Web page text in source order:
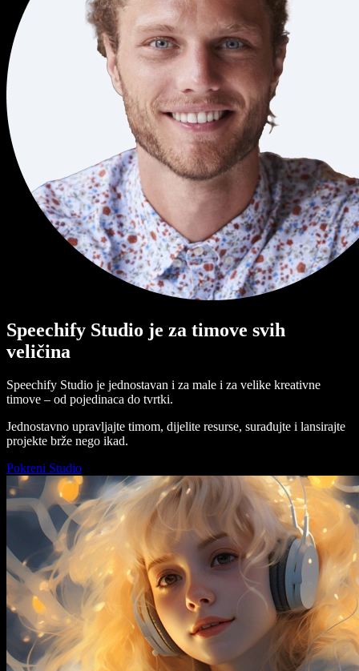
Speechify Studio je za timove svih
veličina
Speechify Studio je jednostavan i za male i za velike kreativne
timove – od pojedinaca do tvrtki.
Jednostavno upravljajte timom, dijelite resurse, surađujte i lansirajte
projekte brže nego ikad.
Pokreni Studio